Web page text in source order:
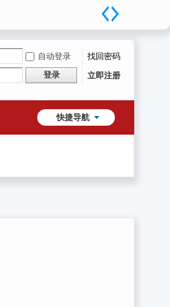
自动登录
找回密码
登录 立即注册
快捷导航